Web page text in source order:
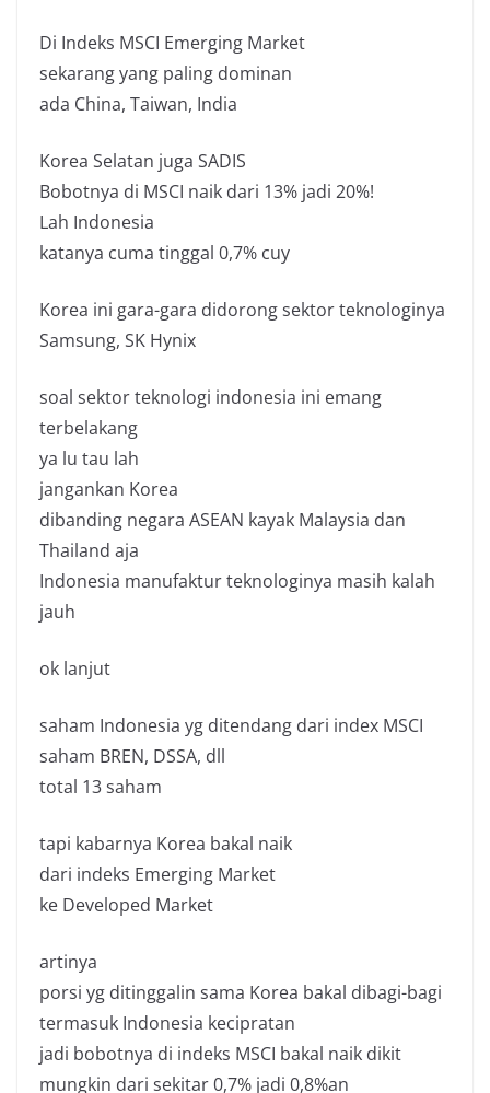
Di Indeks MSCI Emerging Market
sekarang yang paling dominan
ada China, Taiwan, India
Korea Selatan juga SADIS
Bobotnya di MSCI naik dari 13% jadi 20%!
Lah Indonesia
katanya cuma tinggal 0,7% cuy
Korea ini gara-gara didorong sektor teknologinya
Samsung, SK Hynix
soal sektor teknologi indonesia ini emang
terbelakang
ya lu tau lah
jangankan Korea
dibanding negara ASEAN kayak Malaysia dan
Thailand aja
Indonesia manufaktur teknologinya masih kalah
jauh
ok lanjut
saham Indonesia yg ditendang dari index MSCI
saham BREN, DSSA, dll
total 13 saham
tapi kabarnya Korea bakal naik
dari indeks Emerging Market
ke Developed Market
artinya
porsi yg ditinggalin sama Korea bakal dibagi-bagi
termasuk Indonesia kecipratan
jadi bobotnya di indeks MSCI bakal naik dikit
mungkin dari sekitar 0,7% jadi 0,8%an